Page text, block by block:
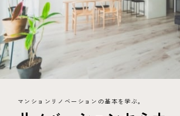
マンションリノベーションの基本を学ぶ。